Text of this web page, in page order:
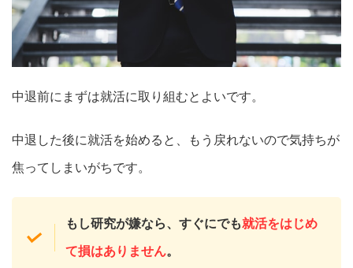
中退前にまずは就活に取り組むとよいです。
中退した後に就活を始めると、もう戻れないので気持ちが
焦ってしまいがちです。
もし研究が嫌なら、すぐにでも就活をはじめ
て損はありません。